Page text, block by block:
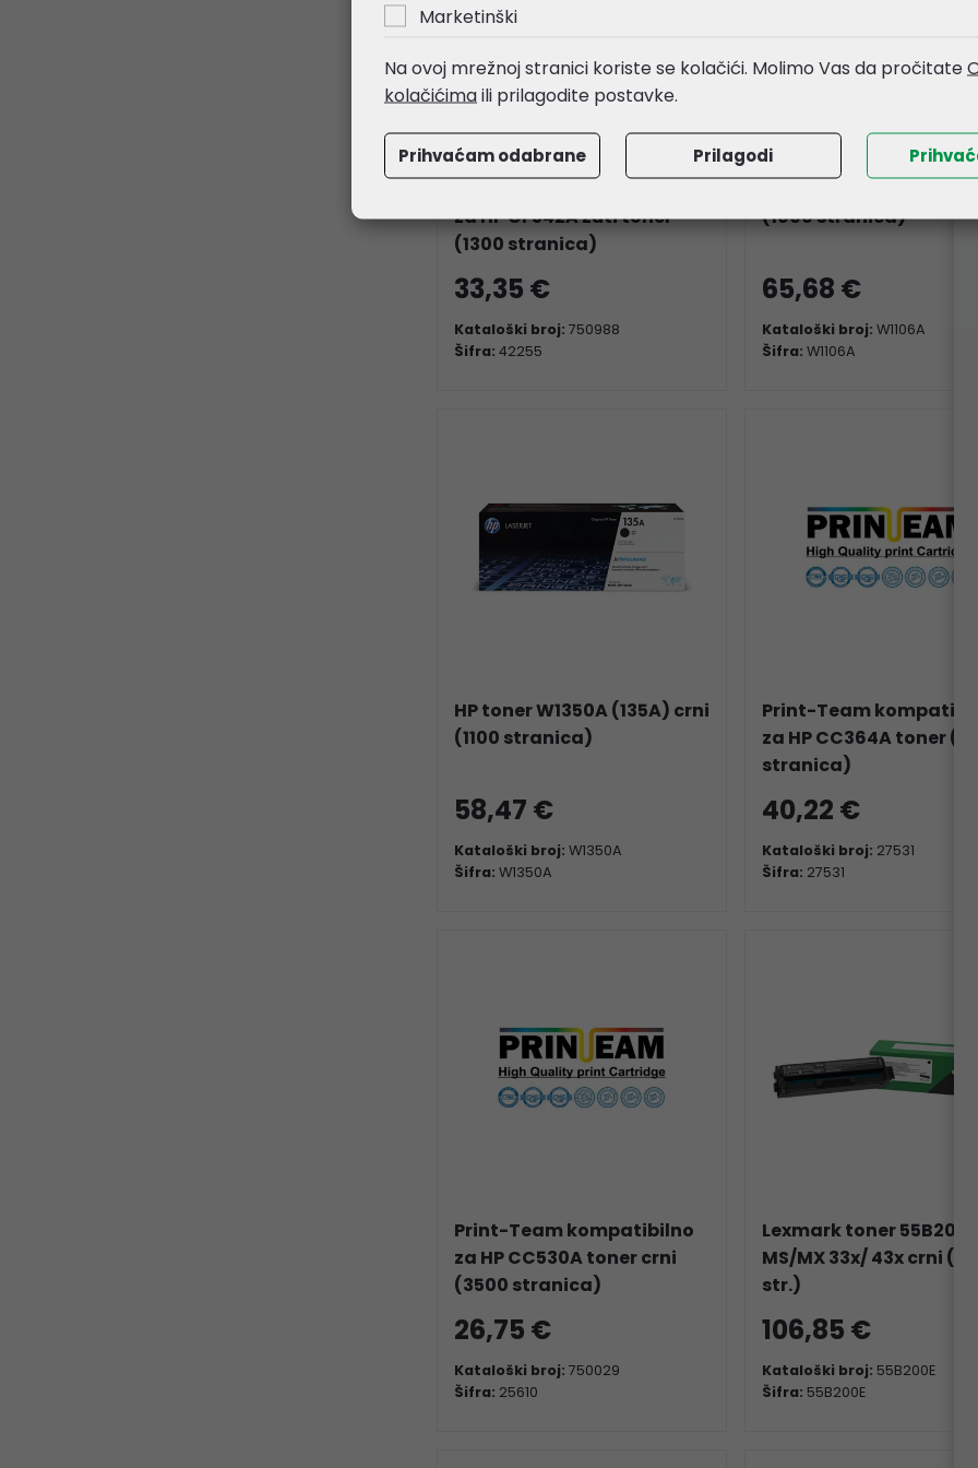
za HP CF542A žuti toner
(1300 stranica)
33,35 €
Kataloški broj: 750988
Šifra: 42255
(1000 stranica)
65,68 €
Kataloški broj: W1106A
Šifra: W1106A
HP toner W1350A (135A) crni
(1100 stranica)
58,47 €
Kataloški broj: W1350A
Šifra: W1350A
Print-Team
za HP CC364A toner
stranica)
40,22 €
Kataloški broj: 27531
Šifra: 27531
Print-Team kompatibilno
za HP CC530A toner crni
(3500 stranica)
26,75 €
Kataloški broj: 750029
Šifra: 25610
Lexmark toner 55B200E
MS/MX 33x/ 43x crni
str.)
106,85 €
Kataloški broj: 55B200E
Šifra: 55B200E
Marketinški
Na ovoj mrežnoj stranici koriste se kolačići. Molimo Vas da pročitate
kolačićimaili prilagodite postavke.
Prihvaćam odabrane Prilagodi